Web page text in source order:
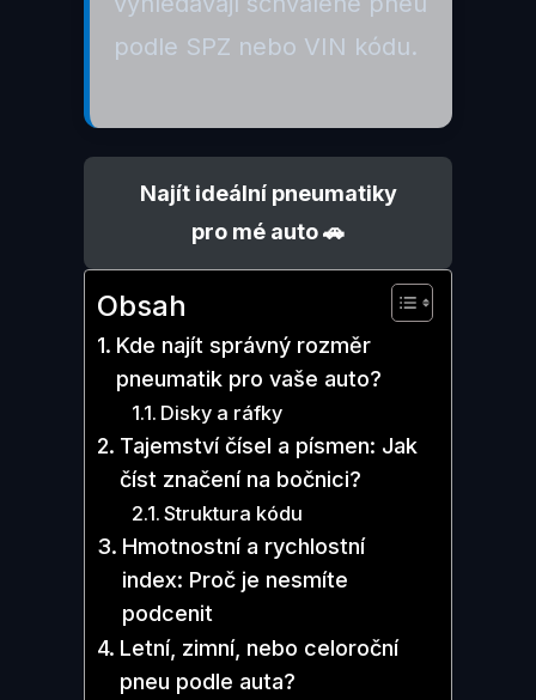
podle SPZ nebo VIN kódu.
Najít ideální pneumatiky
pro mé auto 🚗
Obsah
Kde najít správný rozměr
pneumatik pro vaše auto?
Disky a ráfky
Tajemství čísel a písmen: Jak
číst značení na bočnici?
Struktura kódu
Hmotnostní a rychlostní
index: Proč je nesmíte
podcenit
Letní, zimní, nebo celoroční
pneu podle auta?